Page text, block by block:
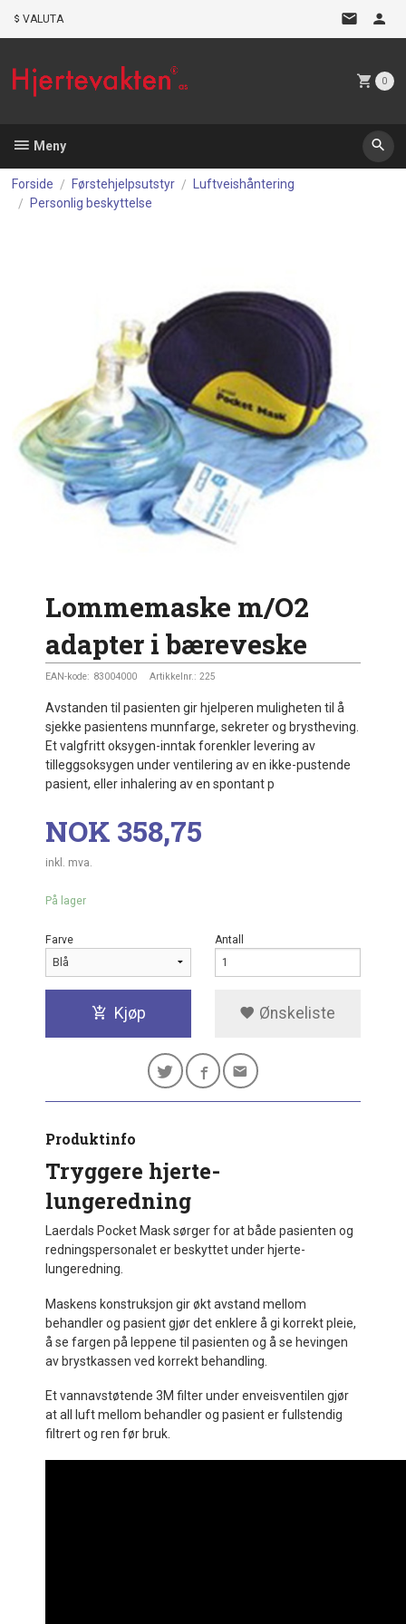
VALUTA
0
Meny
Forside Førstehjelpsutstyr
Luftveishåntering
Personlig beskyttelse
Lommemaske m/O2
adapter i bæreveske
EAN-kode: 83004000 Artikkelnr.: 225
Avstanden til pasienten gir hjelperen muligheten til å
sjekke pasientens munnfarge, sekreter og brystheving.
Et valgfritt oksygen-inntak forenkler levering av
tilleggsoksygen under ventilering av en ikke-pustende
pasient, eller inhalering av en spontant p
Pris
NOK 358,75
inkl. mva.
På lager
Farve Antall
Kjøp Ønskeliste
Produktinfo
Tryggere hjerte-
lungeredning
Laerdals Pocket Mask sørger for at både pasienten og
redningspersonalet er beskyttet under hjerte-
lungeredning.
Maskens konstruksjon gir økt avstand mellom
behandler og pasient gjør det enklere å gi korrekt pleie,
å se fargen på leppene til pasienten og å se hevingen
av brystkassen ved korrekt behandling.
Et vannavstøtende 3M filter under enveisventilen gjør
at all luft mellom behandler og pasient er fullstendig
filtrert og ren før bruk.